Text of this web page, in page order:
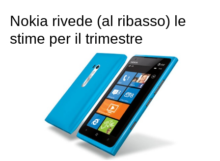
Nokia rivede (al ribasso) le
stime per il trimestre